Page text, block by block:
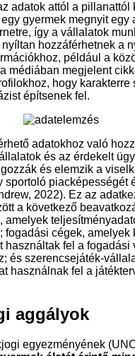
adatok attól a pillanattól
gyermek megnyit egy
így a vállalatok
hozzáférhetnek a
például a
médiában megjelent
hogy karakterre
építsenek fel.
adatokhoz való
és az érdekelt
és elemzik a
sportoló piacképességét
2022). Ez az
a következő
amelyek
fogadási cégek, amelyek
használtak fel a fogadási
és szerencsejáték-
használnak fel a
aggályok
egyezményének